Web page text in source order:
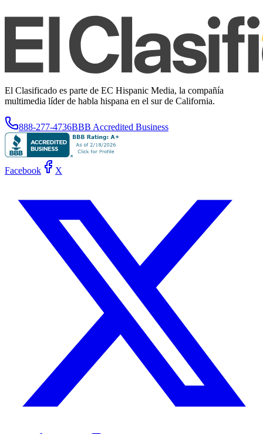
El Clasificado es parte de EC Hispanic Media, la compañía
multimedia líder de habla hispana en el sur de California.
888-277-4736BBB Accredited Business
Facebook X